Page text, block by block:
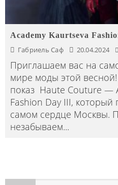
Academy Kaurtseva
Габриель Саф 20.04.2024
Приглашаем вас на
мире моды этой
показ Haute Couture —
Fashion Day III,
самом сердце Москвы.
незабываем...